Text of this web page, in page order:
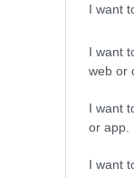
I want
I want
web or
I want
or app.
I want
legnagyobb
mekkora
a SZIN-
eljátszotta egyik
a hátralévő
a
a